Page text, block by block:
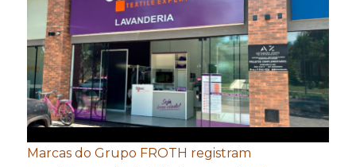
Marcas do Grupo FROTH registram